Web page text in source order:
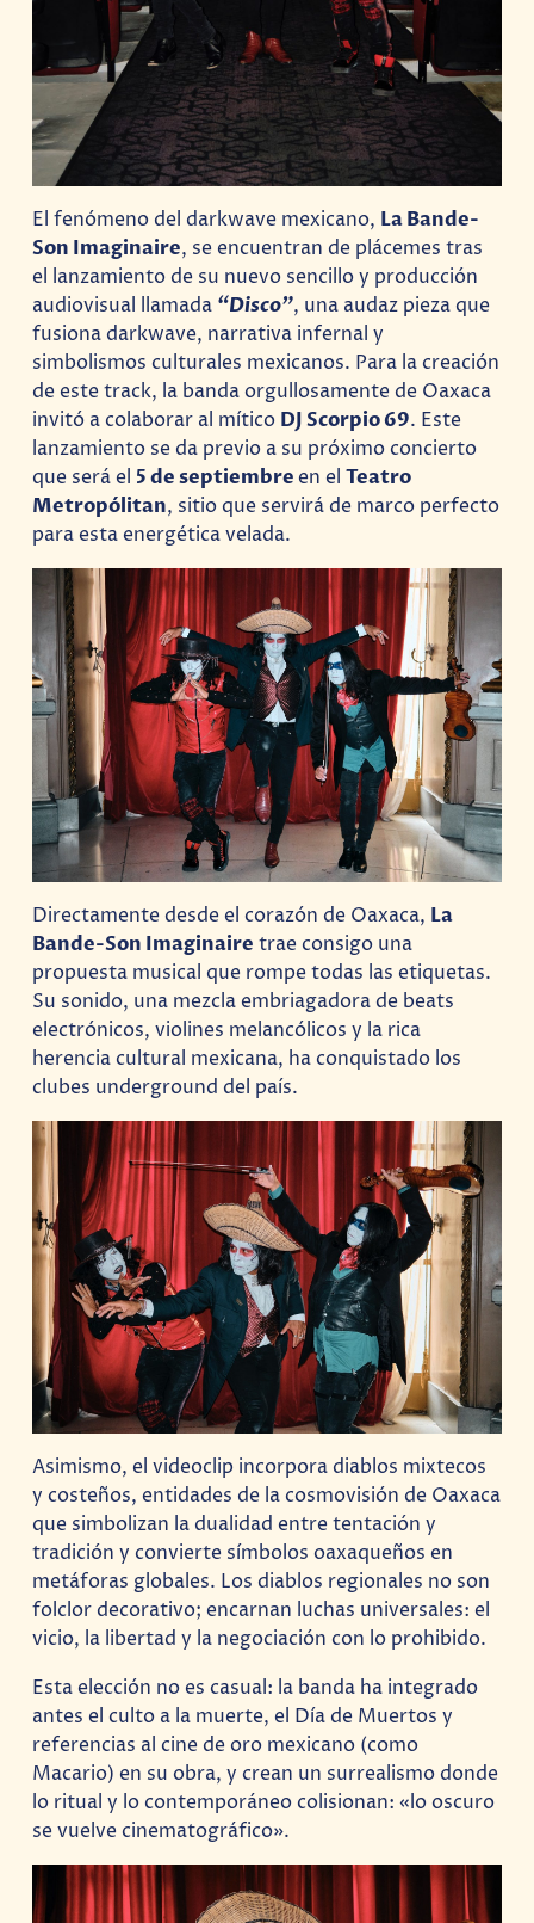
El fenómeno del darkwave mexicano, La Bande-
Son Imaginaire, se encuentran de plácemes tras
el lanzamiento de su nuevo sencillo y producción
audiovisual llamada “Disco”, una audaz pieza que
fusiona darkwave, narrativa infernal y
simbolismos culturales mexicanos. Para la creación
de este track, la banda orgullosamente de Oaxaca
invitó a colaborar al mítico DJ Scorpio 69. Este
lanzamiento se da previo a su próximo concierto
que será el 5 de septiembreen elTeatro
Metropólitan, sitio que servirá de marco perfecto
para esta energética velada.
Directamente desde el corazón de Oaxaca, La
Bande-Son Imaginaire trae consigo una
propuesta musical que rompe todas las etiquetas.
Su sonido, una mezcla embriagadora de beats
electrónicos, violines melancólicos y la rica
herencia cultural mexicana, ha conquistado los
clubes underground del país.
Asimismo, el videoclip incorpora diablos mixtecos
y costeños, entidades de la cosmovisión de Oaxaca
que simbolizan la dualidad entre tentación y
tradición y convierte símbolos oaxaqueños en
metáforas globales. Los diablos regionales no son
folclor decorativo; encarnan luchas universales: el
vicio, la libertad y la negociación con lo prohibido.
Esta elección no es casual: la banda ha integrado
antes el culto a la muerte, el Día de Muertos y
referencias al cine de oro mexicano (como
Macario) en su obra, y crean un surrealismo donde
lo ritual y lo contemporáneo colisionan: «lo oscuro
se vuelve cinematográfico».